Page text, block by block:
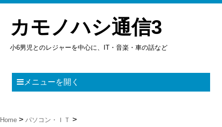
カモノハシ通信3
小6男児とのレジャーを中心に、IT・音楽・車の話など
メニューを開く
Home パソコン・ＩＴ